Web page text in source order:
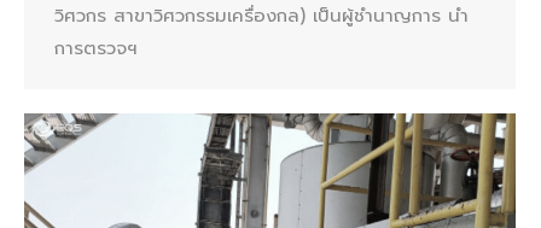
วิศวกร สาขาวิศวกรรมเครื่องกล) เป็นผู้ชำนาญการ นำ
การตรวจฯ